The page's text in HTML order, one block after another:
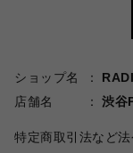
ショップ名
店舗名
渋谷
特定商取引法など